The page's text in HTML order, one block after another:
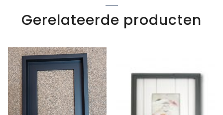
Gerelateerde producten